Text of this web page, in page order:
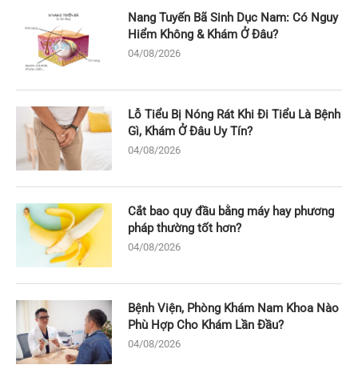
Nang Tuyến Bã Sinh Dục Nam: Có Nguy
Hiểm Không & Khám Ở Đâu?
04/08/2026
Lỗ Tiểu Bị Nóng Rát Khi Đi Tiểu Là Bệnh
Gì, Khám Ở Đâu Uy Tín?
04/08/2026
Cắt bao quy đầu bằng máy hay phương
pháp thường tốt hơn?
04/08/2026
Bệnh Viện, Phòng Khám Nam Khoa Nào
Phù Hợp Cho Khám Lần Đầu?
04/08/2026